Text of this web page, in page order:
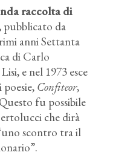
raccolta di
pubblicato da
anni Settanta
di Carlo
e nel 1973 esce
Confiteor,
fu possibile
che dirà
scontro tra il